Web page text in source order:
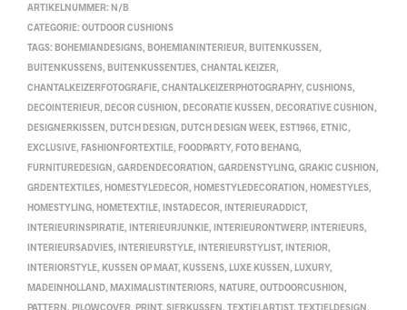
ARTIKELNUMMER:N/B
CATEGORIE:OUTDOOR CUSHIONS
TAGS:BOHEMIANDESIGNS, BOHEMIANINTERIEUR, BUITENKUSSEN,
BUITENKUSSENS, BUITENKUSSENTJES, CHANTAL KEIZER,
CHANTALKEIZERFOTOGRAFIE, CHANTALKEIZERPHOTOGRAPHY, CUSHIONS,
DECOINTERIEUR, DECOR CUSHION, DECORATIE KUSSEN, DECORATIVE CUSHION,
DESIGNERKISSEN, DUTCH DESIGN, DUTCH DESIGN WEEK, EST1966, ETNIC,
EXCLUSIVE, FASHIONFORTEXTILE, FOODPARTY, FOTO BEHANG,
FURNITUREDESIGN, GARDENDECORATION, GARDENSTYLING, GRAKIC CUSHION,
GRDENTEXTILES, HOMESTYLEDECOR, HOMESTYLEDECORATION, HOMESTYLES,
HOMESTYLING, HOMETEXTILE, INSTADECOR, INTERIEURADDICT,
INTERIEURINSPIRATIE, INTERIEURJUNKIE, INTERIEURONTWERP, INTERIEURS,
INTERIEURSADVIES, INTERIEURSTYLE, INTERIEURSTYLIST, INTERIOR,
INTERIORSTYLE, KUSSEN OP MAAT, KUSSENS, LUXE KUSSEN, LUXURY,
MADEINHOLLAND, MAXIMALISTINTERIORS, NATURE, OUTDOORCUSHION,
PATTERN, PILOWCOVER, PRINT, SIERKUSSEN, TEXTIELARTIST, TEXTIELDESIGN,